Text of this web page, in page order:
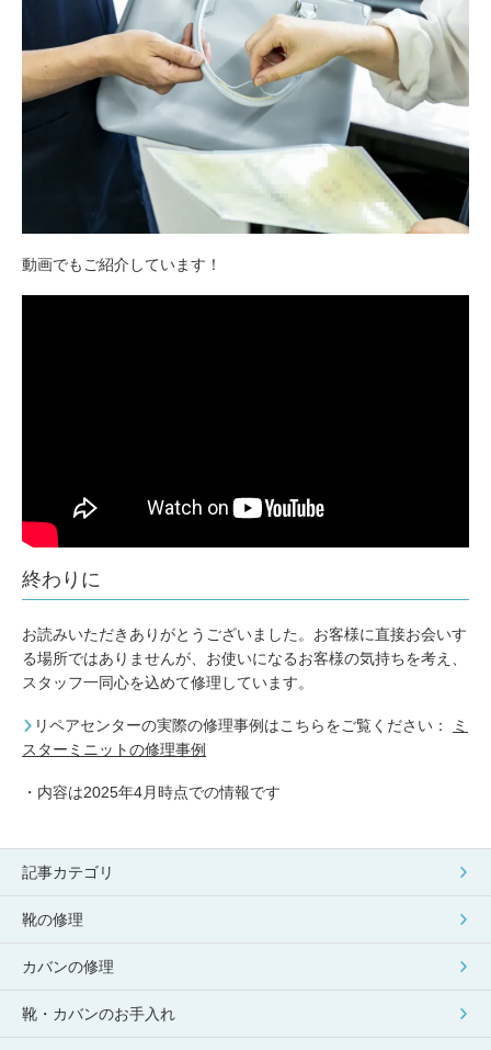
動画でもご紹介しています！
終わりに
お読みいただきありがとうございました。お客様に直接お会いす
る場所ではありませんが、お使いになるお客様の気持ちを考え、
スタッフ一同心を込めて修理しています。
リペアセンターの実際の修理事例はこちらをご覧ください：
ミ
スターミニットの修理事例
・内容は2025年4月時点での情報です
記事カテゴリ
靴の修理
カバンの修理
靴・カバンのお手入れ